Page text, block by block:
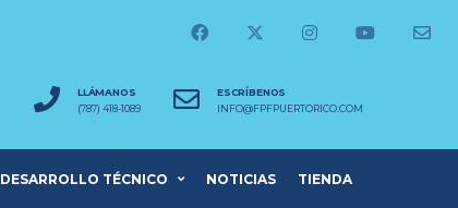
LLÁMANOS
(787) 418-1089
ESCRÍBENOS
INFO@FPFPUERTORICO.COM
DESARROLLO TÉCNICO NOTICIAS TIENDA